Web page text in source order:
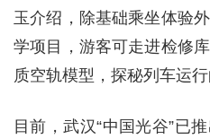
玉介绍，除基础乘坐体验
学项目，游客可走进检修
质空轨模型，探秘列车运行
目前，武汉“中国光谷”已